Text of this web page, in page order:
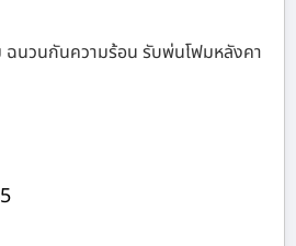
นวนกันความร้อน รับพ่นโฟมหลังคา